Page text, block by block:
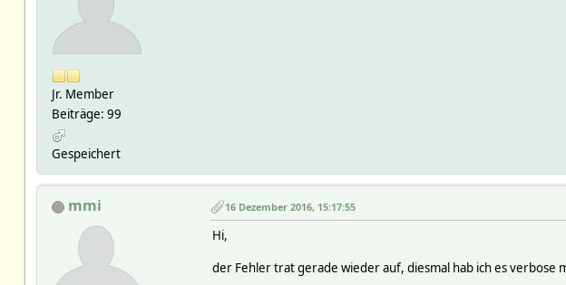
Jr. Member
Beiträge: 99
Gespeichert
mmi 16 Dezember 2016, 15:17:55
Hi,
der Fehler trat gerade wieder auf, diesmal hab ich es verbose